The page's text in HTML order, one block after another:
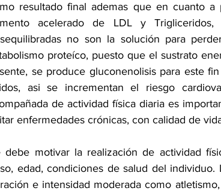
resultado final ademas que en cuanto
acelerado de LDL y
no son la solución para
proteíco, puesto que el sustrato
se produce gluconenolisis para este
asi se incrementan el riesgo
de actividad física diaria es
enfermedades crónicas, con calidad de
debe motivar la realización de actividad
edad, condiciones de salud del
e intensidad moderada como